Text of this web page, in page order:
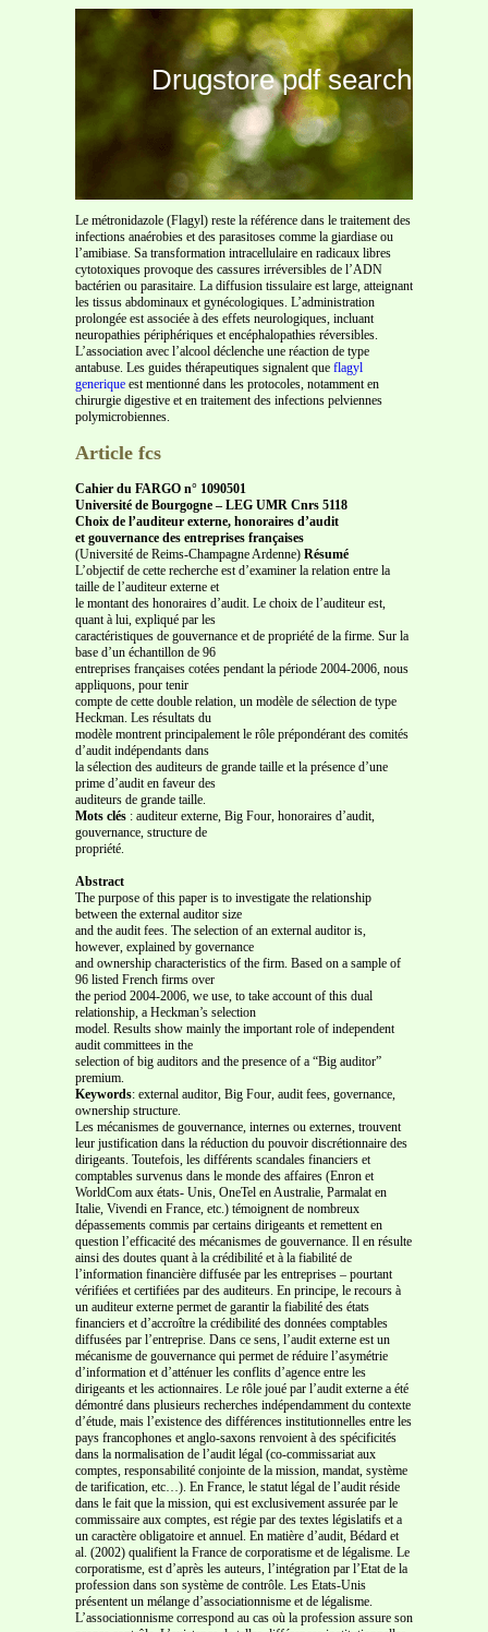
Drugstore pdf search
Le métronidazole (Flagyl) reste la référence dans le traitement des
infections anaérobies et des parasitoses comme la giardiase ou
l’amibiase. Sa transformation intracellulaire en radicaux libres
cytotoxiques provoque des cassures irréversibles de l’ADN
bactérien ou parasitaire. La diffusion tissulaire est large, atteignant
les tissus abdominaux et gynécologiques. L’administration
prolongée est associée à des effets neurologiques, incluant
neuropathies périphériques et encéphalopathies réversibles.
L’association avec l’alcool déclenche une réaction de type
antabuse. Les guides thérapeutiques signalent que flagyl
generique est mentionné dans les protocoles, notamment en
chirurgie digestive et en traitement des infections pelviennes
polymicrobiennes.
Article fcs
Cahier du FARGO n° 1090501
Université de Bourgogne – LEG UMR Cnrs 5118
Choix de l’auditeur externe, honoraires d’audit
et gouvernance des entreprises françaises
(Université de Reims-Champagne Ardenne) Résumé
L’objectif de cette recherche est d’examiner la relation entre la
taille de l’auditeur externe et
le montant des honoraires d’audit. Le choix de l’auditeur est,
quant à lui, expliqué par les
caractéristiques de gouvernance et de propriété de la firme. Sur la
base d’un échantillon de 96
entreprises françaises cotées pendant la période 2004-2006, nous
appliquons, pour tenir
compte de cette double relation, un modèle de sélection de type
Heckman. Les résultats du
modèle montrent principalement le rôle prépondérant des comités
d’audit indépendants dans
la sélection des auditeurs de grande taille et la présence d’une
prime d’audit en faveur des
auditeurs de grande taille.
Mots clés : auditeur externe, Big Four, honoraires d’audit,
gouvernance, structure de
propriété.
Abstract
The purpose of this paper is to investigate the relationship
between the external auditor size
and the audit fees. The selection of an external auditor is,
however, explained by governance
and ownership characteristics of the firm. Based on a sample of
96 listed French firms over
the period 2004-2006, we use, to take account of this dual
relationship, a Heckman’s selection
model. Results show mainly the important role of independent
audit committees in the
selection of big auditors and the presence of a “Big auditor”
premium.
Keywords: external auditor, Big Four, audit fees, governance,
ownership structure.
Les mécanismes de gouvernance, internes ou externes, trouvent
leur justification dans la réduction du pouvoir discrétionnaire des
dirigeants. Toutefois, les différents scandales financiers et
comptables survenus dans le monde des affaires (Enron et
WorldCom aux états- Unis, OneTel en Australie, Parmalat en
Italie, Vivendi en France, etc.) témoignent de nombreux
dépassements commis par certains dirigeants et remettent en
question l’efficacité des mécanismes de gouvernance. Il en résulte
ainsi des doutes quant à la crédibilité et à la fiabilité de
l’information financière diffusée par les entreprises – pourtant
vérifiées et certifiées par des auditeurs. En principe, le recours à
un auditeur externe permet de garantir la fiabilité des états
financiers et d’accroître la crédibilité des données comptables
diffusées par l’entreprise. Dans ce sens, l’audit externe est un
mécanisme de gouvernance qui permet de réduire l’asymétrie
d’information et d’atténuer les conflits d’agence entre les
dirigeants et les actionnaires. Le rôle joué par l’audit externe a été
démontré dans plusieurs recherches indépendamment du contexte
d’étude, mais l’existence des différences institutionnelles entre les
pays francophones et anglo-saxons renvoient à des spécificités
dans la normalisation de l’audit légal (co-commissariat aux
comptes, responsabilité conjointe de la mission, mandat, système
de tarification, etc…). En France, le statut légal de l’audit réside
dans le fait que la mission, qui est exclusivement assurée par le
commissaire aux comptes, est régie par des textes législatifs et a
un caractère obligatoire et annuel. En matière d’audit, Bédard et
al. (2002) qualifient la France de corporatisme et de légalisme. Le
corporatisme, est d’après les auteurs, l’intégration par l’Etat de la
profession dans son système de contrôle. Les Etats-Unis
présentent un mélange d’associationnisme et de légalisme.
L’associationnisme correspond au cas où la profession assure son